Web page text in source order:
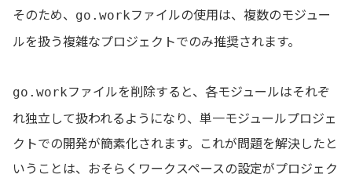
そのため、 go.workファイルの使用は、複数のモジュー
ルを扱う複雑なプロジェクトでのみ推奨されます。
go.workファイルを削除すると、各モジュールはそれぞ
れ独立して扱われるようになり、単一モジュールプロジェ
クトでの開発が簡素化されます。これが問題を解決したと
いうことは、おそらくワークスペースの設定がプロジェク